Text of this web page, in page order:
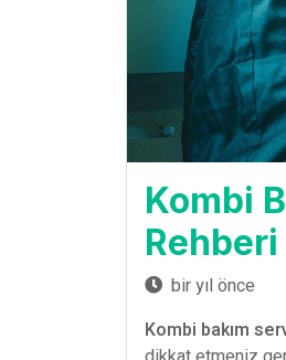
Kombi
Rehberi
bir yıl önce
Kombi bakım